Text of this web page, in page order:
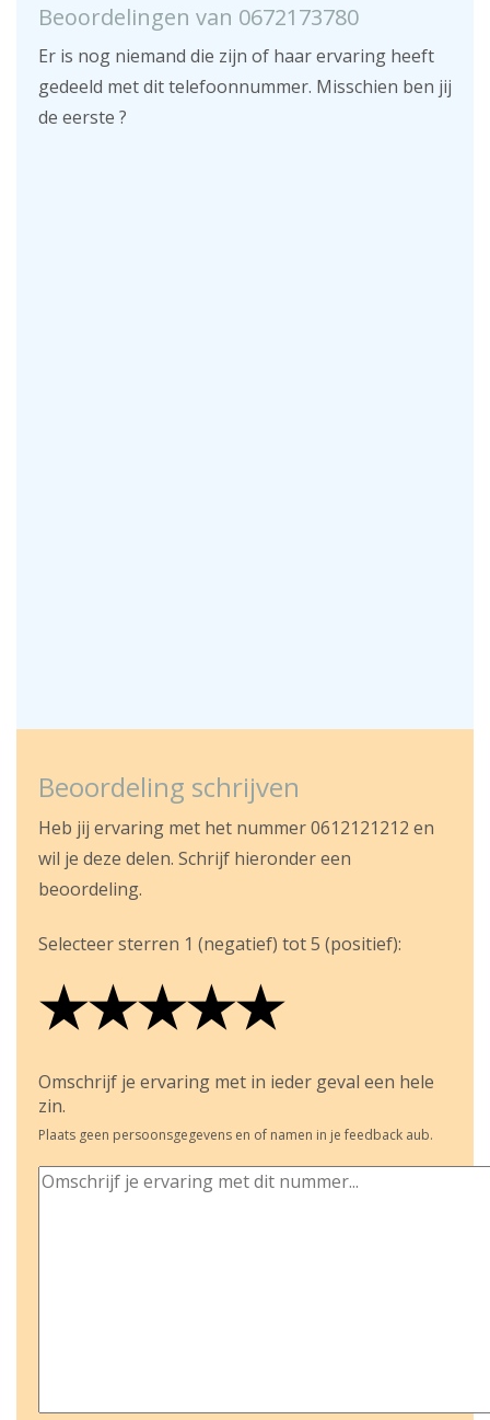
Beoordelingen van 0672173780
Er is nog niemand die zijn of haar ervaring heeft
gedeeld met dit telefoonnummer. Misschien ben jij
de eerste ?
Beoordeling schrijven
Heb jij ervaring met het nummer 0612121212 en
wil je deze delen. Schrijf hieronder een
beoordeling.
Selecteer sterren 1 (negatief) tot 5 (positief):
★
★★
★★★
★★★★
★★★★★
Omschrijf je ervaring met in ieder geval een hele
zin.
Plaats geen persoonsgegevens en of namen in je feedback aub.